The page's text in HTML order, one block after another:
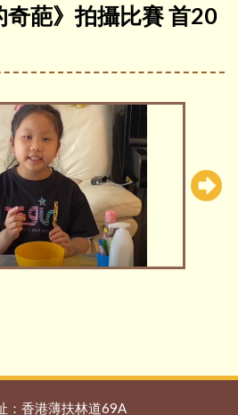
葩》拍攝比賽 首20
：香港薄扶林道69A